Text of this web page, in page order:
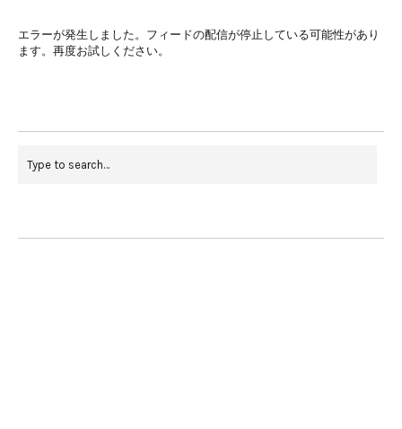
エラーが発生しました。フィードの配信が停止している可能性があり
ます。再度お試しください。